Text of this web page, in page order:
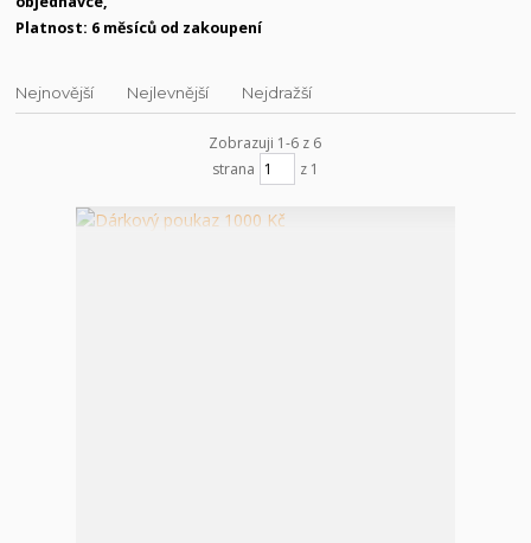
Platnost: 6 měsíců od zakoupení
Nejnovější Nejlevnější Nejdražší
Zobrazuji 1-6 z 6
strana
z 1